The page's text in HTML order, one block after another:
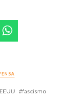
EEUU
fascismo